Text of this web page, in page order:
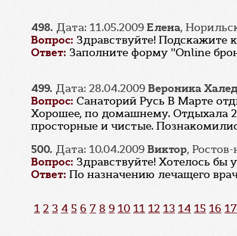
498. Дата: 11.05.2009 Елена,
Вопрос: Здравствуйте! Подскажите
Ответ: Заполните форму "Online
499. Дата: 28.04.2009 Вероника
Вопрос: Санаторий Русь В Марте
Хорошее, по домашнему. Отдыхала
просторные и чистые.
500. Дата: 10.04.2009 Виктор,
Вопрос: Здравствуйте! Хотелось
Ответ: По назначению лечащего
1 2 3 4 5 6 7 8 9 10 11 12 13 14 15 16 17